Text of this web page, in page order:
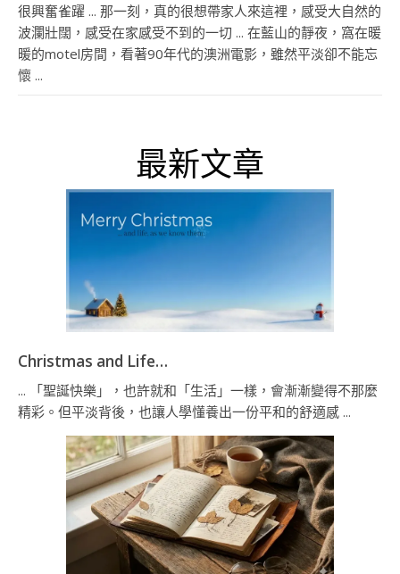
很興奮雀躍 ... 那一刻，真的很想帶家人來這裡，感受大自然的
波瀾壯闊，感受在家感受不到的一切 ... 在藍山的靜夜，窩在暖
暖的motel房間，看著90年代的澳洲電影，雖然平淡卻不能忘
懷 ...
最新文章
Christmas and Life…
... 「聖誕快樂」，也許就和「生活」一樣，會漸漸變得不那麼
精彩。但平淡背後，也讓人學懂養出一份平和的舒適感 ...